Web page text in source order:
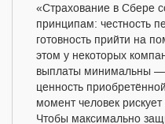
«Страхование в Сбере
принципам: честность
готовность прийти на
этом у некоторых
выплаты минимальны —
ценность
момент человек
Чтобы максимально